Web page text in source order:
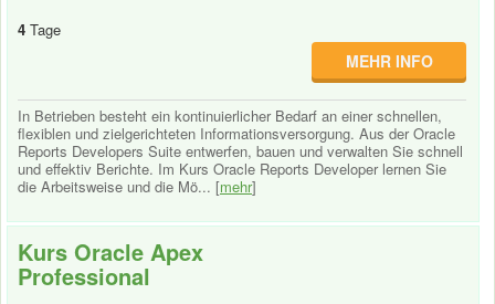
4 Tage
MEHR INFO
In Betrieben besteht ein kontinuierlicher Bedarf an einer schnellen,
flexiblen und zielgerichteten Informationsversorgung. Aus der Oracle
Reports Developers Suite entwerfen, bauen und verwalten Sie schnell
und effektiv Berichte. Im Kurs Oracle Reports Developer lernen Sie
die Arbeitsweise und die Mö... [mehr]
Kurs Oracle Apex
Professional